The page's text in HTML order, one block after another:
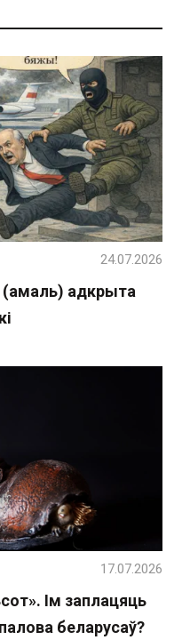
(амаль) адкрыта
24.07.2026
Ім заплацяць
беларусаў?
17.07.2026